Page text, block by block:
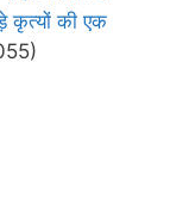
कृत्यों की एक